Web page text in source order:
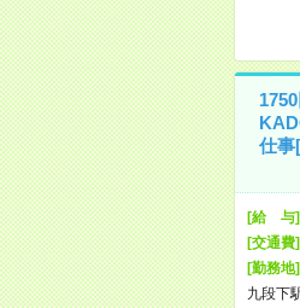
仕事
[給 与]
[交通費]
[勤務地]
九段下